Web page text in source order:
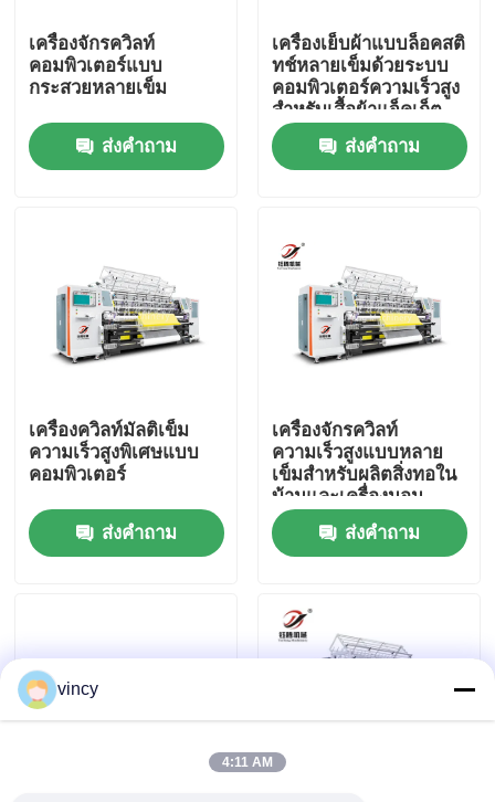
บ้าน
วิดีโอ
เกี่ยวกับเรา
ทัวร์โรงงาน
ควบคุมคุณภาพ
เครื่องตัดเชือกเชือกแบบคอมพิวเตอร์
เครื่องจักรควิลท์
คอมพิวเตอร์แบบ
กระสวยหลายเข็ม
ส่งคำถาม
เครื่องเย็บผ้าแบบล็อคสติ
ทช์หลายเข็มด้วยระบบ
คอมพิวเตอร์ความเร็วสูง
สำหรับเสื้อผ้าแจ็คเก็ต
ส่งคำถาม
เครื่องควิลท์มัลติเข็ม
ความเร็วสูงพิเศษแบบ
คอมพิวเตอร์
ส่งคำถาม
เครื่องจักรควิลท์
ความเร็วสูงแบบหลาย
เข็มสำหรับผลิตสิ่งทอใน
บ้านและเครื่องนอน
ส่งคำถาม
vincy
4:11 AM